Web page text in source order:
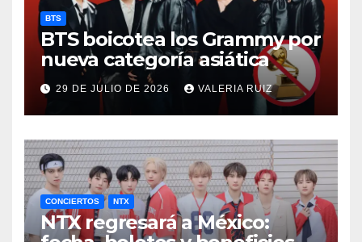
BTS
BTS boicotea los Grammy por
nueva categoría asiática
29 DE JULIO DE 2026 VALERIA RUIZ
CONCIERTOS NTX
NTX regresará a México: